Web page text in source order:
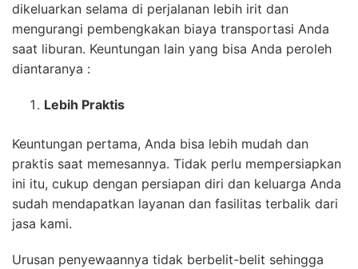
dikeluarkan selama di perjalanan lebih irit dan
mengurangi pembengkakan biaya transportasi Anda
saat liburan. Keuntungan lain yang bisa Anda peroleh
diantaranya :
Lebih Praktis
Keuntungan pertama, Anda bisa lebih mudah dan
praktis saat memesannya. Tidak perlu mempersiapkan
ini itu, cukup dengan persiapan diri dan keluarga Anda
sudah mendapatkan layanan dan fasilitas terbalik dari
jasa kami.
Urusan penyewaannya tidak berbelit-belit sehingga